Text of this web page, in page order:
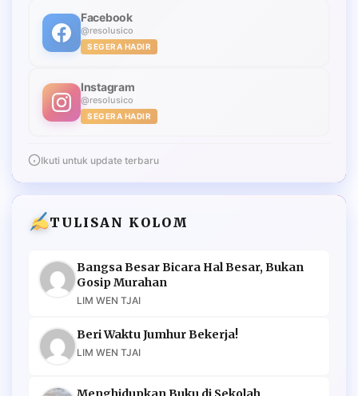
Facebook
@resolusico
SEGERA HADIR
Instagram
@resolusico
SEGERA HADIR
Ikuti untuk update terbaru
TULISAN KOLOM
Bangsa Besar Bicara Hal Besar, Bukan
Gosip Murahan
LIM WEN TJAI
Beri Waktu Jumhur Bekerja!
LIM WEN TJAI